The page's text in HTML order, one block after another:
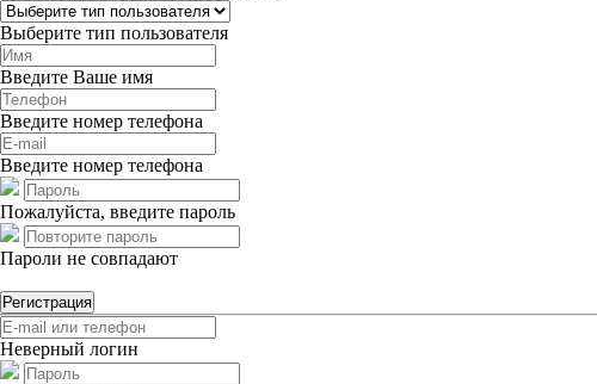
Выберите тип пользователя
Введите Ваше имя
Введите номер телефона
Введите номер телефона
Пожалуйста, введите пароль
Пароли не совпадают
Регистрация
Неверный логин